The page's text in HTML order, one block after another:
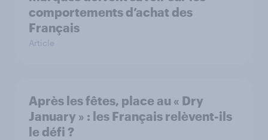
comportements d’achat des
Français
Article
Après les fêtes, place au « Dry
January » : les Français relèvent-ils
le défi ?